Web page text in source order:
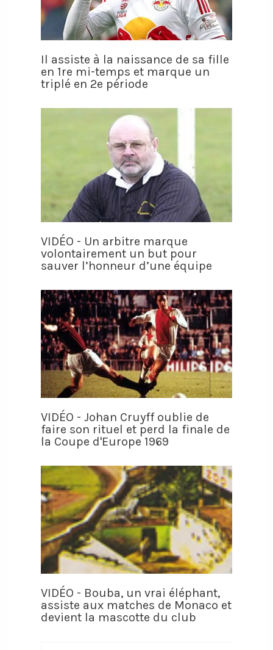
Il assiste à la naissance de sa fille
en 1re mi-temps et marque un
triplé en 2e période
VIDÉO - Un arbitre marque
volontairement un but pour
sauver l’honneur d’une équipe
VIDÉO - Johan Cruyff oublie de
faire son rituel et perd la finale de
la Coupe d'Europe 1969
VIDÉO - Bouba, un vrai éléphant,
assiste aux matches de Monaco et
devient la mascotte du club